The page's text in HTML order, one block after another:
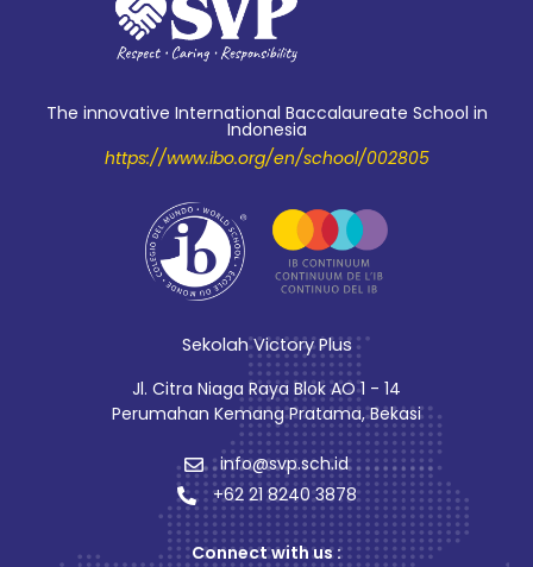
The innovative International Baccalaureate School in
Indonesia
https://www.ibo.org/en/school/002805
Sekolah Victory Plus
Jl. Citra Niaga Raya Blok AO 1 - 14
Perumahan Kemang Pratama, Bekasi
info@svp.sch.id
+62 21 8240 3878
Connect with us :